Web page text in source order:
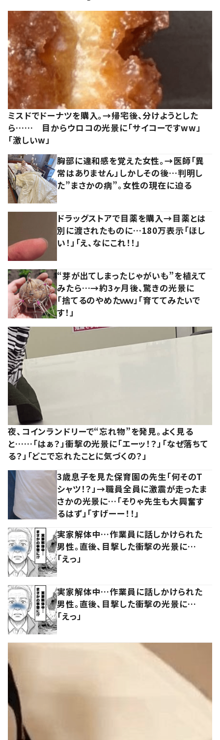
ミスドでドーナツを購入。→帰宅後、分けようとした
ら…… 目からウロコの光景に「サイコーですww」
「激しいw」
胸部に違和感を覚えた女性。→医師「異
常はありません」しかしその後…判明し
た”まさかの病”。女性の現在に迫る
ドラッグストアで目薬を購入→目薬とは
別に渡されたものに…180万表示「ほし
い！」「え、なにこれ！！」
“芽が出てしまったじゃがいも”を植えて
みたら…→約3ヶ月後、驚きの光景に
「捨てるのやめたｗｗ」「育ててみたいで
す！」
夜、コインランドリーで“忘れ物”を発見。よく見る
と……「はぁ？」衝撃の光景に「エーッ！？」「なぜ落ちて
る？」「どこで忘れたことに気づくの？」
3歳息子を見た保育園の先生「何そのT
シャツ！？」→職員全員に激震が走ったま
さかの光景に…「そりゃ先生も大興奮す
るはず」「すげーー！！」
実家解体中…作業員に話しかけられた
男性。直後、目撃した衝撃の光景に…
「えっ」
実家解体中…作業員に話しかけられた
男性。直後、目撃した衝撃の光景に…
「えっ」